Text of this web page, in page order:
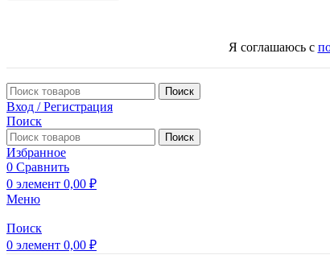
Я соглашаюсь с
Поиск
Вход / Регистрация
Поиск
Поиск
Избранное
0 Сравнить
0 элемент 0,00 ₽
Меню
Поиск
0 элемент 0,00 ₽